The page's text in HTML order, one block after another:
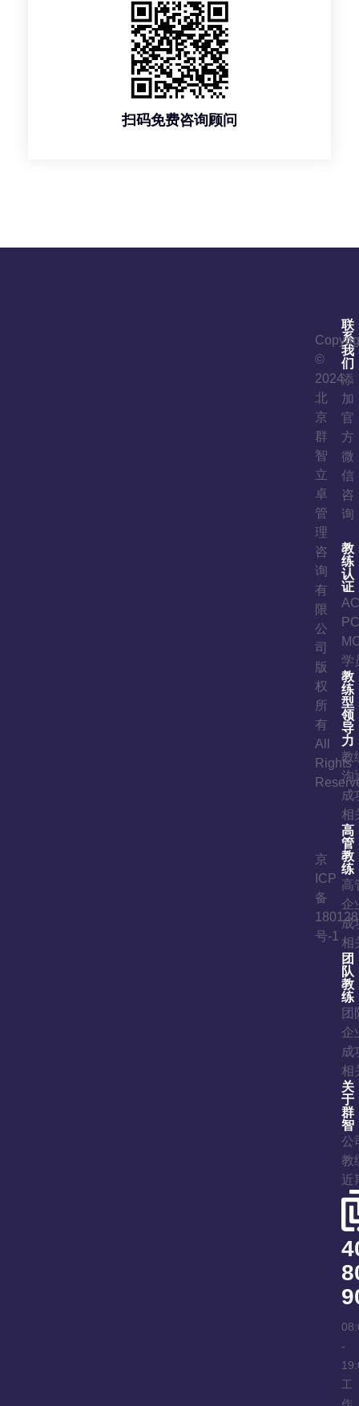
扫码免费咨询顾问
-
工
教
练
认
证
学
教
练
型
领
导
力
教
沟
成
相
高
管
教
练
高
企
成
相
团
队
教
练
团
企
成
相
关
于
群
智
公
教
近
联
系
我
们
添
加
官
方
微
信
咨
询
©
2024
北
京
群
智
立
卓
管
理
咨
询
有
限
公
司
版
权
所
有
All
Rights
京
ICP
备
号-1